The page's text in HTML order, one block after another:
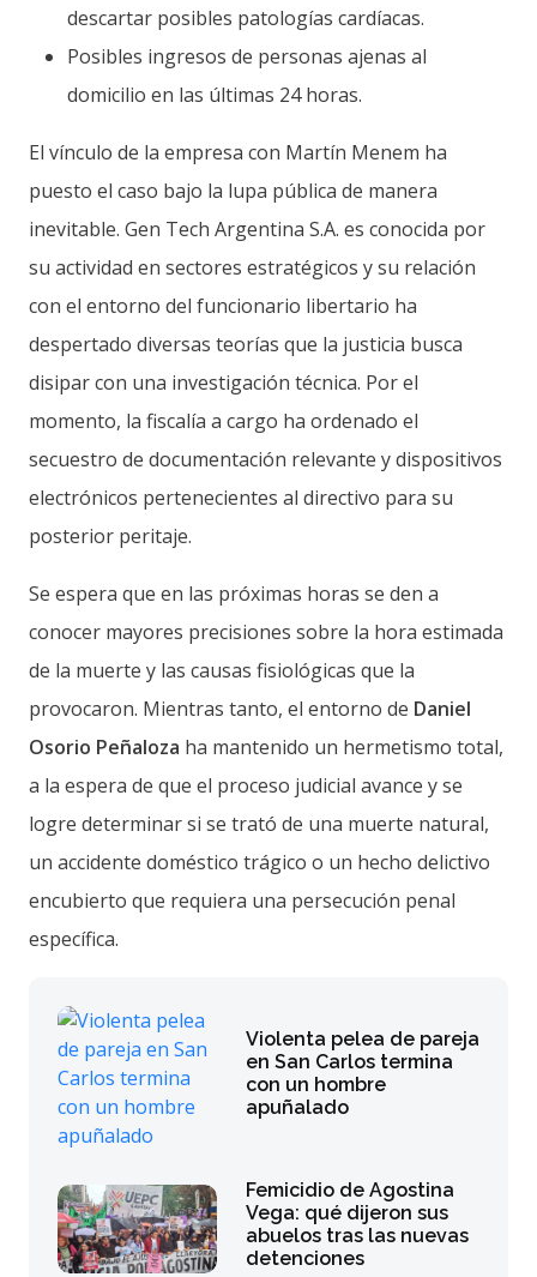
descartar posibles patologías cardíacas.
Posibles ingresos de personas ajenas al
domicilio en las últimas 24 horas.
El vínculo de la empresa con Martín Menem ha
puesto el caso bajo la lupa pública de manera
inevitable. Gen Tech Argentina S.A. es conocida por
su actividad en sectores estratégicos y su relación
con el entorno del funcionario libertario ha
despertado diversas teorías que la justicia busca
disipar con una investigación técnica. Por el
momento, la fiscalía a cargo ha ordenado el
secuestro de documentación relevante y dispositivos
electrónicos pertenecientes al directivo para su
posterior peritaje.
Se espera que en las próximas horas se den a
conocer mayores precisiones sobre la hora estimada
de la muerte y las causas fisiológicas que la
provocaron. Mientras tanto, el entorno de Daniel
Osorio Peñaloza ha mantenido un hermetismo total,
a la espera de que el proceso judicial avance y se
logre determinar si se trató de una muerte natural,
un accidente doméstico trágico o un hecho delictivo
encubierto que requiera una persecución penal
específica.
Violenta pelea de pareja
en San Carlos termina
con un hombre
apuñalado
Femicidio de Agostina
Vega: qué dijeron sus
abuelos tras las nuevas
detenciones